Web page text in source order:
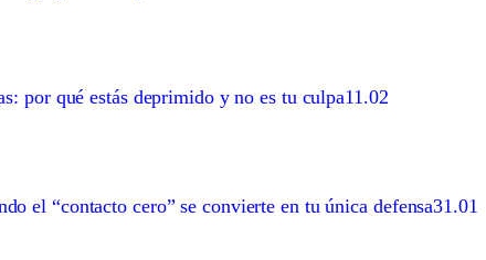
por qué estás deprimido y no es tu culpa11.02
el “contacto cero” se convierte en tu única defensa31.01